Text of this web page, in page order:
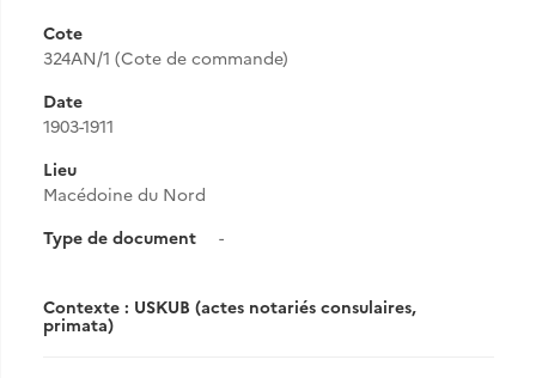
Cote
324AN/1 (Cote de commande)
Date
1903-1911
Lieu
Macédoine du Nord
Type de document
-
Contexte : USKUB (actes notariés consulaires,
primata)